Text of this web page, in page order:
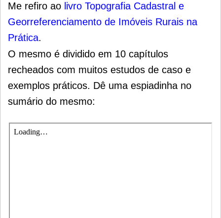
Me refiro ao livro Topografia Cadastral e
Georreferenciamento de Imóveis Rurais na
Prática.
O mesmo é dividido em 10 capítulos
recheados com muitos estudos de caso e
exemplos práticos. Dê uma espiadinha no
sumário do mesmo: